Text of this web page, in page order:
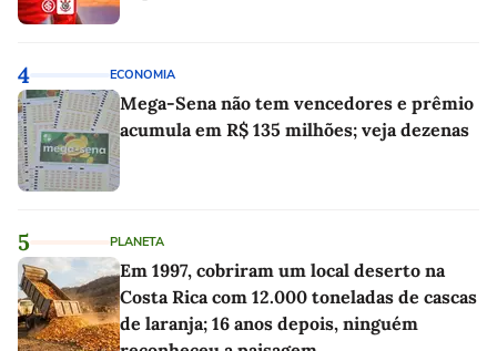
4 ECONOMIA
Mega-Sena não tem vencedores e prêmio
acumula em R$ 135 milhões; veja dezenas
5 PLANETA
Em 1997, cobriram um local deserto na
Costa Rica com 12.000 toneladas de cascas
de laranja; 16 anos depois, ninguém